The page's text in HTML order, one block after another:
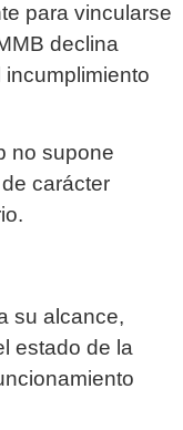
para vincularse
declina
no supone
carácter
su alcance,
estado de la